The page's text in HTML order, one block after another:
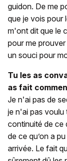
guidon. De me
que je vois pour
m'ont dit que le
pour me
un souci pour
Tu les as
as fait
Je n'ai pas de
je n'ai pas
continuité de ce
de ce qu’on a
arrivée. Le fait